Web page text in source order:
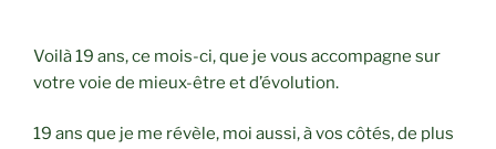
Voilà 19 ans, ce mois-ci, que je vous accompagne sur
votre voie de mieux-être et d’évolution.
19 ans que je me révèle, moi aussi, à vos côtés, de plus